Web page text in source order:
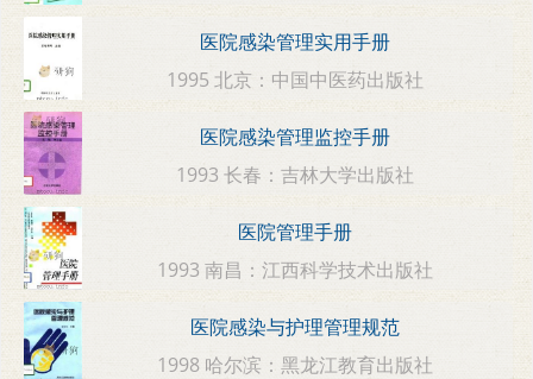
医院感染管理实用手册
1995 北京：中国中医药出版社
医院感染管理监控手册
1993 长春：吉林大学出版社
医院管理手册
1993 南昌：江西科学技术出版社
医院感染与护理管理规范
1998 哈尔滨：黑龙江教育出版社